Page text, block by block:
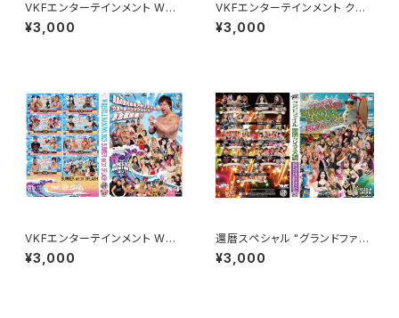
VKFエンターテインメント WRE
STLE NANIWA 2026
¥3,000
VKFエンターテインメント クリ
スマス聖夜の大決戦！
¥3,000
VKFエンターテインメント WRE
STLE NANIWA 2025 18周年
大会 SUMMER water SPLAS
¥3,000
還暦スペシャル "グランドファイ
ナル" 聖夜のクリスマス大決戦
¥3,000